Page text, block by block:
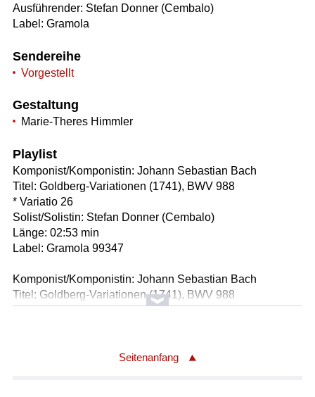
Ausführender: Stefan Donner (Cembalo)
Label: Gramola
Sendereihe
Vorgestellt
Gestaltung
Marie-Theres Himmler
Playlist
Komponist/Komponistin: Johann Sebastian Bach
Titel: Goldberg-Variationen (1741), BWV 988
* Variatio 26
Solist/Solistin: Stefan Donner (Cembalo)
Länge: 02:53 min
Label: Gramola 99347
Komponist/Komponistin: Johann Sebastian Bach
Titel: Goldberg-Variationen (1741), BWV 988
* Variatio 1
Label: Gramola 99347Seitenanfang